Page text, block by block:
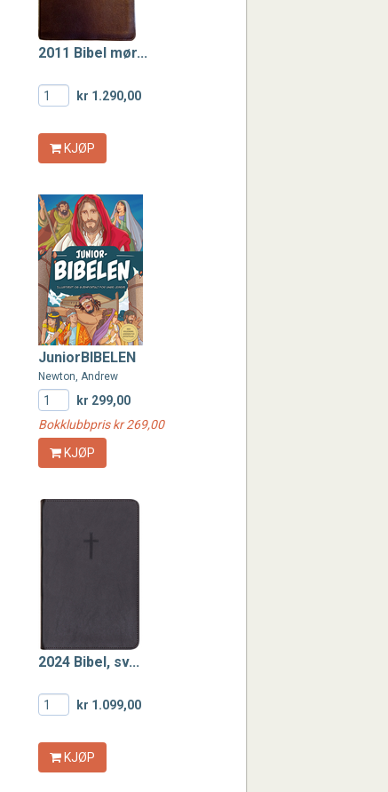
2011 Bibel mør...
kr 1.290,00
KJØP
JuniorBIBELEN
Newton, Andrew
kr 299,00
Bokklubbpris kr 269,00
KJØP
2024 Bibel, sv...
kr 1.099,00
KJØP